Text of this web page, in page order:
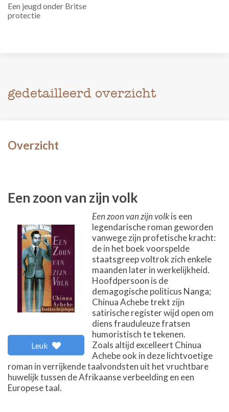
Een jeugd onder Britse
protectie
gedetailleerd overzicht
Overzicht
Een zoon van zijn volk
Leuk
Een zoon van zijn volkis een
legendarische roman geworden
vanwege zijn profetische kracht:
de in het boek voorspelde
staatsgreep voltrok zich enkele
maanden later in werkelijkheid.
Hoofdpersoon is de
demagogische politicus Nanga;
Chinua Achebe trekt zijn
satirische register wijd open om
diens frauduleuze fratsen
humoristisch te tekenen.
Zoals altijd excelleert Chinua
Achebe ook in deze lichtvoetige
roman in verrijkende taalvondsten uit het vruchtbare
huwelijk tussen de Afrikaanse verbeelding en een
Europese taal.